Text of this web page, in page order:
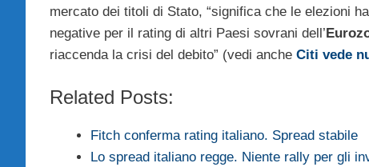
mercato dei titoli di Stato, “significa che le elezioni
negative per il rating di altri Paesi sovrani dell’
riaccenda la crisi del debito” (vedi anche Citi vede
Related Posts:
Fitch conferma rating italiano. Spread stabile
Lo spread italiano regge. Niente rally per gli